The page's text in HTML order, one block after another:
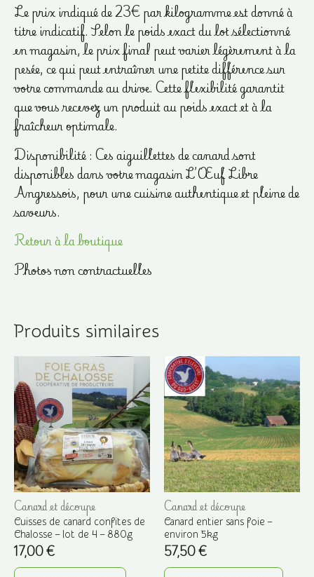
Le prix indiqué de 23€ par kilogramme est donné à
titre indicatif. Selon le poids exact du lot sélectionné
en magasin, le prix final peut varier légèrement à la
pesée, ce qui peut entraîner une petite différence sur
votre commande au drive. Cette flexibilité garantit
que vous recevez un produit au poids exact et à la
fraîcheur optimale.
Disponibilité : Ces aiguillettes de canard sont
disponibles dans votre magasin L’Œuf Libre
Angressois, pour une cuisine authentique et pleine de
saveurs.
Retour à la boutique
Photos non contractuelles
Produits similaires
Canard et découpe
Cuisses de canard confites de
Chalosse – lot de 4 – 880g
17,00€
Canard et découpe
Canard entier sans foie –
environ 5kg
57,50€
Ce